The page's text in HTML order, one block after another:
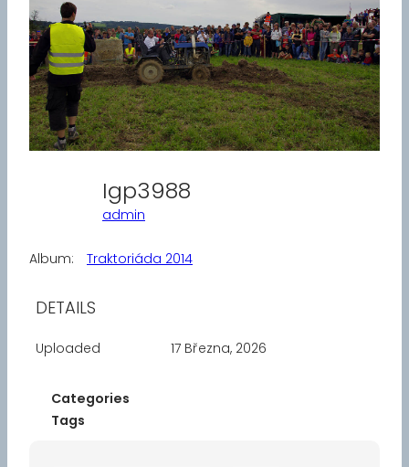
Igp3988
admin
Album: Traktoriáda 2014
DETAILS
Uploaded 17 Března, 2026
Categories
Tags